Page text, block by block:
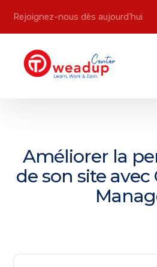
Rejoignez-nous dès aujourd’hui
Améliorer la
de son site avec